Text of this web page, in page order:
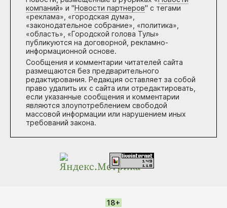
компаний» и "Новости партнеров" с тегами
«реклама», «городская дума»,
«законодательное собрание», «политика»,
«область», «Городской голова Тулы»
публикуются на договорной, рекламно-
информационной основе.
Сообщения и комментарии читателей сайта
размещаются без предварительного
редактирования. Редакция оставляет за собой
право удалить их с сайта или отредактировать,
если указанные сообщения и комментарии
являются злоупотреблением свободой
массовой информации или нарушением иных
требований закона.
18+